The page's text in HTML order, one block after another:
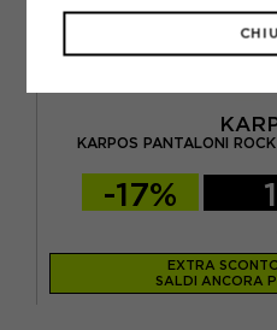
KARPOS PANTALONI
-17%
EXTRA
SALDI ANCORA